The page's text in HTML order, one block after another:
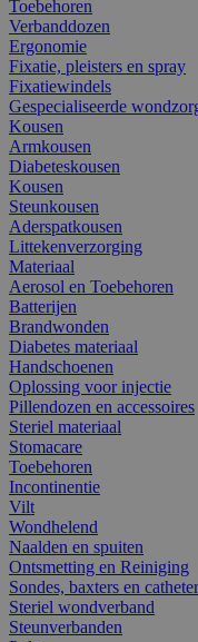
Toebehoren
Verbanddozen
Ergonomie
Fixatie, pleisters en spray
Fixatiewindels
Gespecialiseerde
Kousen
Armkousen
Diabeteskousen
Kousen
Steunkousen
Aderspatkousen
Littekenverzorging
Materiaal
Aerosol en Toebehoren
Batterijen
Brandwonden
Diabetes materiaal
Handschoenen
Oplossing voor injectie
Pillendozen en accessoires
Steriel materiaal
Stomacare
Toebehoren
Incontinentie
Vilt
Wondhelend
Naalden en spuiten
Ontsmetting en Reiniging
Sondes, baxters en
Steriel wondverband
Steunverbanden